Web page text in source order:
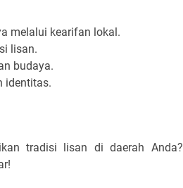
melalui kearifan lokal.
lisan.
budaya.
identitas.
tradisi lisan di daerah Anda?